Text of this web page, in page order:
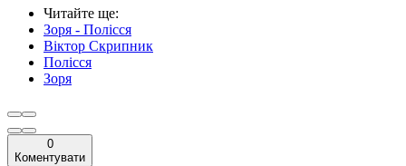
Читайте ще:
Зоря - Полісся
Віктор Скрипник
Полісся
Зоря
0
Коментувати